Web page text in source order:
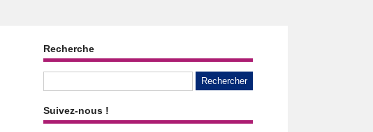
Recherche
Suivez-nous !